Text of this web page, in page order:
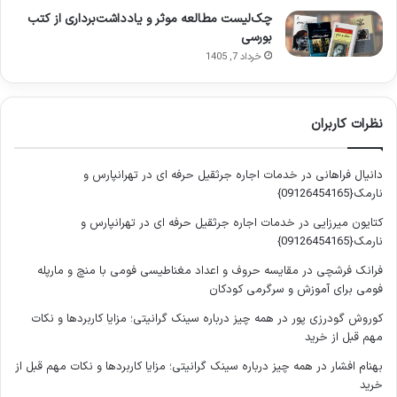
و تأکید می شوند. علاوه بر این، استفاده از این خلاصه در کنار کتاب
درسی اصلی، به عنوان مکملی مؤثر عمل کرده و به دانش آموزان
اجازه می دهد تا با صرفه جویی در زمان، یادگیری عمیق تر و
پایدارتری را تجربه کنند. در واقع، این خلاصه پلی میان حجم بالای
مطالب درسی و نیاز دانش آموز به مرور سریع و مؤثر است.
نگاهی به ویژگی های برجسته کتاب گام
به گام نهم فرهنگ و هنر (انتشارات
خیلی سبز)
ویژگی های منحصربه فرد خود، به یکی از پرطرفدارترین منابع کمک
درسی برای دانش آموزان پایه نهم تبدیل شده است. این کتاب با
رویکردی جامع و کاربردی، تلاش می کند تا تمامی نیازهای آموزشی
دانش آموزان را پوشش دهد و به آن ها در فهم عمیق تر و تثبیت
مطالب کمک کند. یکی از برجسته ترین خصوصیات این کتاب،
درسنامه های جامع و کاربردی آن است. این درسنامه ها نه تنها
چک‌لیست مطالعه موثر و یادداشت‌برداری از کتب
بورسی
خرداد 7, 1405
نظرات کاربران
دانیال فراهانی در خدمات اجاره جرثقیل حرفه ای در تهرانپارس و
نارمک{09126454165}
کتایون میرزایی در خدمات اجاره جرثقیل حرفه ای در تهرانپارس و
نارمک{09126454165}
فرانک فرشچی در مقایسه حروف و اعداد مغناطیسی فومی با منچ و مارپله
فومی برای آموزش و سرگرمی کودکان
کوروش گودرزی پور در همه چیز درباره سینک گرانیتی؛ مزایا کاربردها و نکات
مهم قبل از خرید
بهنام افشار در همه چیز درباره سینک گرانیتی؛ مزایا کاربردها و نکات مهم قبل از
خرید